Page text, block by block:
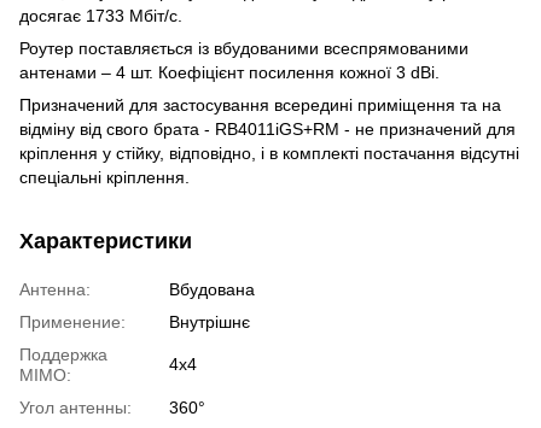
досягає 1733 Мбіт/с.
Роутер поставляється із вбудованими всеспрямованими
антенами – 4 шт. Коефіцієнт посилення кожної 3 dBi.
Призначений для застосування всередині приміщення та на
відміну від свого брата - RB4011iGS+RM - не призначений для
кріплення у стійку, відповідно, і в комплекті постачання відсутні
спеціальні кріплення.
Характеристики
Антенна:
Вбудована
Применение:
Внутрішнє
Поддержка
MIMO:
4х4
Угол антенны:
360°